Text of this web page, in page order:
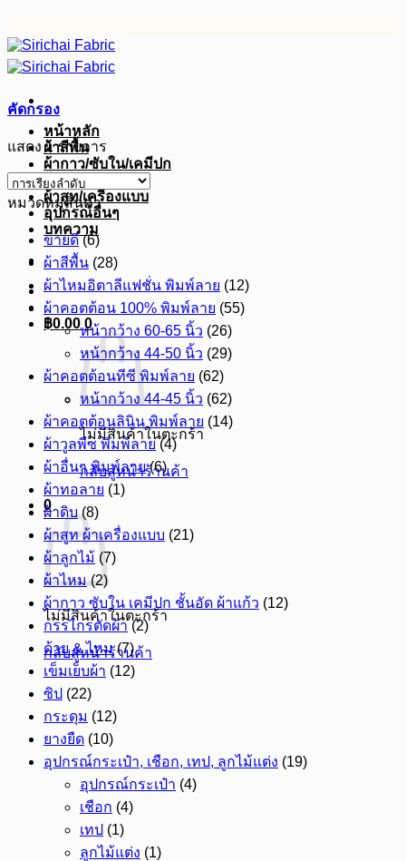
ไป
ยัง
หน้าหลัก
ผ้าสีพื้น
ผ้ากาว/ซับใน/เคมีปก
ผ้าดิบ
ผ้าสูท/เครื่องแบบ
อุปกรณ์อื่นๆ
บทความ
฿0.00 0
ไม่มีสินค้าในตะกร้า
กลับสู่หน้าร้านค้า
0
ไม่มีสินค้าในตะกร้า
กลับสู่หน้าร้านค้า
คัดกรอง
แสดง 1 รายการ
หมวดหมู่สินค้า
ขายดี (6)
ผ้าสีพื้น (28)
ผ้าไหมอิตาลีแฟชั่น พิมพ์ลาย (12)
ผ้าคอตต้อน 100% พิมพ์ลาย (55)
หน้ากว้าง 60-65 นิ้ว (26)
หน้ากว้าง 44-50 นิ้ว (29)
ผ้าคอตต้อนทีซี พิมพ์ลาย (62)
หน้ากว้าง 44-45 นิ้ว (62)
ผ้าคอตต้อนลินิน พิมพ์ลาย (14)
ผ้าวูลพีซ พิมพ์ลาย (4)
ผ้าอื่นๆ พิมพ์ลาย (6)
ผ้าทอลาย (1)
ผ้าดิบ (8)
ผ้าสูท ผ้าเครื่องแบบ (21)
ผ้าลูกไม้ (7)
ผ้าไหม (2)
ผ้ากาว ซับใน เคมีปก ชั้นอัด ผ้าแก้ว (12)
กรรไกรตัดผ้า (2)
ด้าย & ไหม (7)
เข็มเย็บผ้า (12)
ซิป (22)
กระดุม (12)
ยางยืด (10)
อุปกรณ์กระเป๋า, เชือก, เทป, ลูกไม้แต่ง (19)
อุปกรณ์กระเป๋า (4)
เชือก (4)
เทป (1)
ลูกไม้แต่ง (1)